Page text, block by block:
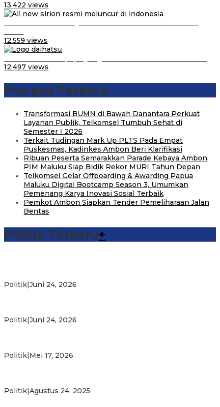
13.422 views
12.559 views
12.497 views
Pos-pos Terbaru
Transformasi BUMN di Bawah Danantara Perkuat
Layanan Publik, Telkomsel Tumbuh Sehat di
Semester I 2026
Terkait Tudingan Mark Up PLTS Pada Empat
Puskesmas, Kadinkes Ambon Beri Klarifikasi
Ribuan Peserta Semarakkan Parade Kebaya Ambon,
PIM Maluku Siap Bidik Rekor MURI Tahun Depan
Telkomsel Gelar Offboarding & Awarding Papua
Maluku Digital Bootcamp Season 3, Umumkan
Pemenang Karya Inovasi Sosial Terbaik
Pemkot Ambon Siapkan Tender Pemeliharaan Jalan
Bentas
Politik Terbaru+
Politik Juni 24, 2026
Politik Juni 24, 2026
Politik Mei 17, 2026
Politik Agustus 24, 2025